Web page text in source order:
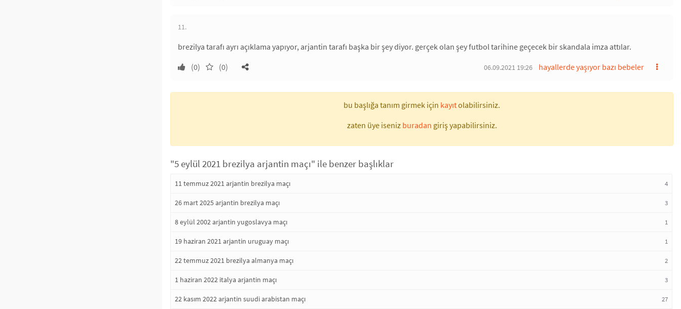
11.
brezilya tarafı ayrı açıklama yapıyor, arjantin tarafı başka bir şey diyor. gerçek olan şey futbol tarihine geçecek bir skandala imza attılar.
(0)
(0) hayallerde yaşıyor bazı bebeler
06.09.2021 19:26
bu başlığa tanım girmek için kayıtolabilirsiniz.
zaten üye iseniz buradan giriş yapabilirsiniz.
"5 eylül 2021 brezilya arjantin maçı" ile benzer başlıklar
11 temmuz 2021 arjantin brezilya maçı 4
26 mart 2025 arjantin brezilya maçı 3
8 eylül 2002 arjantin yugoslavya maçı 1
19 haziran 2021 arjantin uruguay maçı 1
22 temmuz 2021 brezilya almanya maçı 2
1 haziran 2022 italya arjantin maçı 3
22 kasım 2022 arjantin suudi arabistan maçı 27